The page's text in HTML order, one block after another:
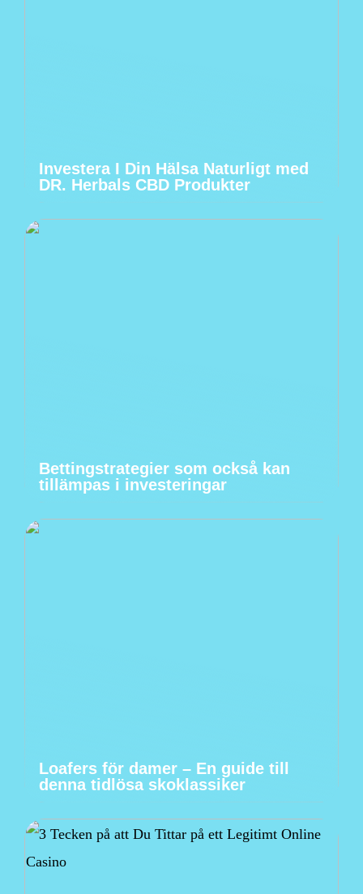
Investera I Din Hälsa Naturligt med
DR. Herbals CBD Produkter
Bettingstrategier som också kan
tillämpas i investeringar
Loafers för damer – En guide till
denna tidlösa skoklassiker